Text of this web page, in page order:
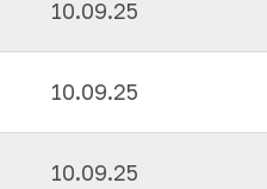
10.09.25
10.09.25
10.09.25